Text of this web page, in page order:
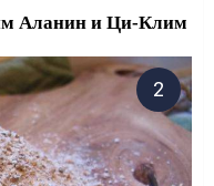
Аланин и Ци-Клим